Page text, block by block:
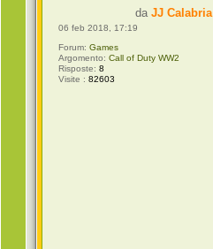
daJJ Calabria
06 feb 2018, 17:19
Forum: Games
Argomento: Call of Duty WW2
Risposte: 8
Visite : 82603